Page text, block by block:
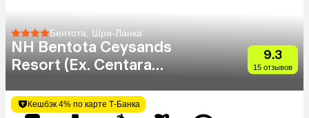
Бентота, Шри-Ланка
NH Bentota Ceysands
Resort (Ex. Centara
9.3
15 отзывов
Кешбэк 4% по карте Т-Банка